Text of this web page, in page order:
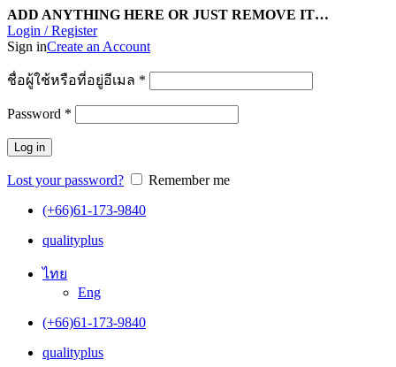
ADD ANYTHING HERE OR JUST REMOVE IT…
Login / Register
Sign inCreate an Account
ชื่อผู้ใช้หรือที่อยู่อีเมล *
Password *
Log in
Lost your password?
Remember me
(+66)61-173-9840
qualityplus
ไทย
Eng
(+66)61-173-9840
qualityplus